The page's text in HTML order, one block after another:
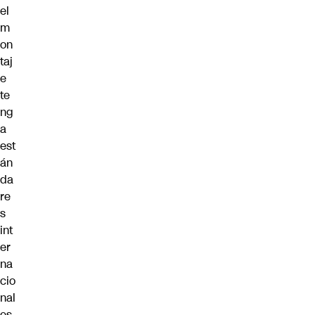
el
m
on
taj
e
te
ng
a
est
án
da
re
s
int
er
na
cio
nal